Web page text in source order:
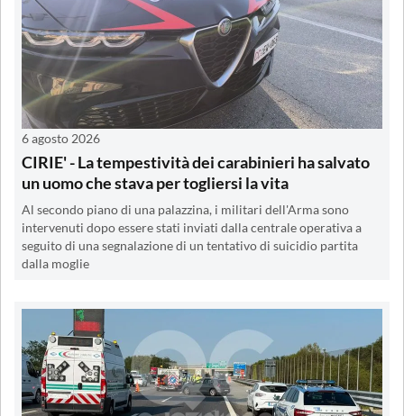
6 agosto 2026
CIRIE' - La tempestività dei carabinieri ha salvato
un uomo che stava per togliersi la vita
Al secondo piano di una palazzina, i militari dell'Arma sono
intervenuti dopo essere stati inviati dalla centrale operativa a
seguito di una segnalazione di un tentativo di suicidio partita
dalla moglie